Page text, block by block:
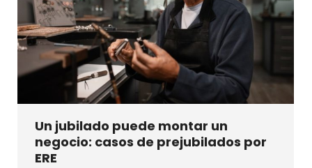
Un jubilado puede montar un
negocio: casos de prejubilados por
ERE